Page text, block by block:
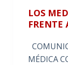
LOS
FRENTE
MÉDICA